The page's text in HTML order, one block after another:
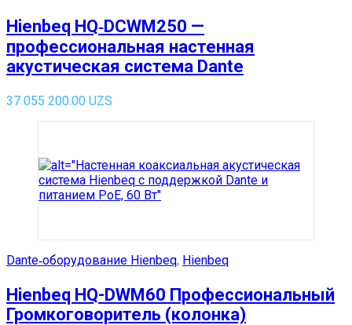
Hienbeq HQ‑DCWM250 —
профессиональная настенная
акустическая система Dante
37 055 200.00 UZS
Dante‑оборудование Hienbeq, Hienbeq
Hienbeq HQ-DWM60 Профессиональный
Громкоговоритель (колонка)